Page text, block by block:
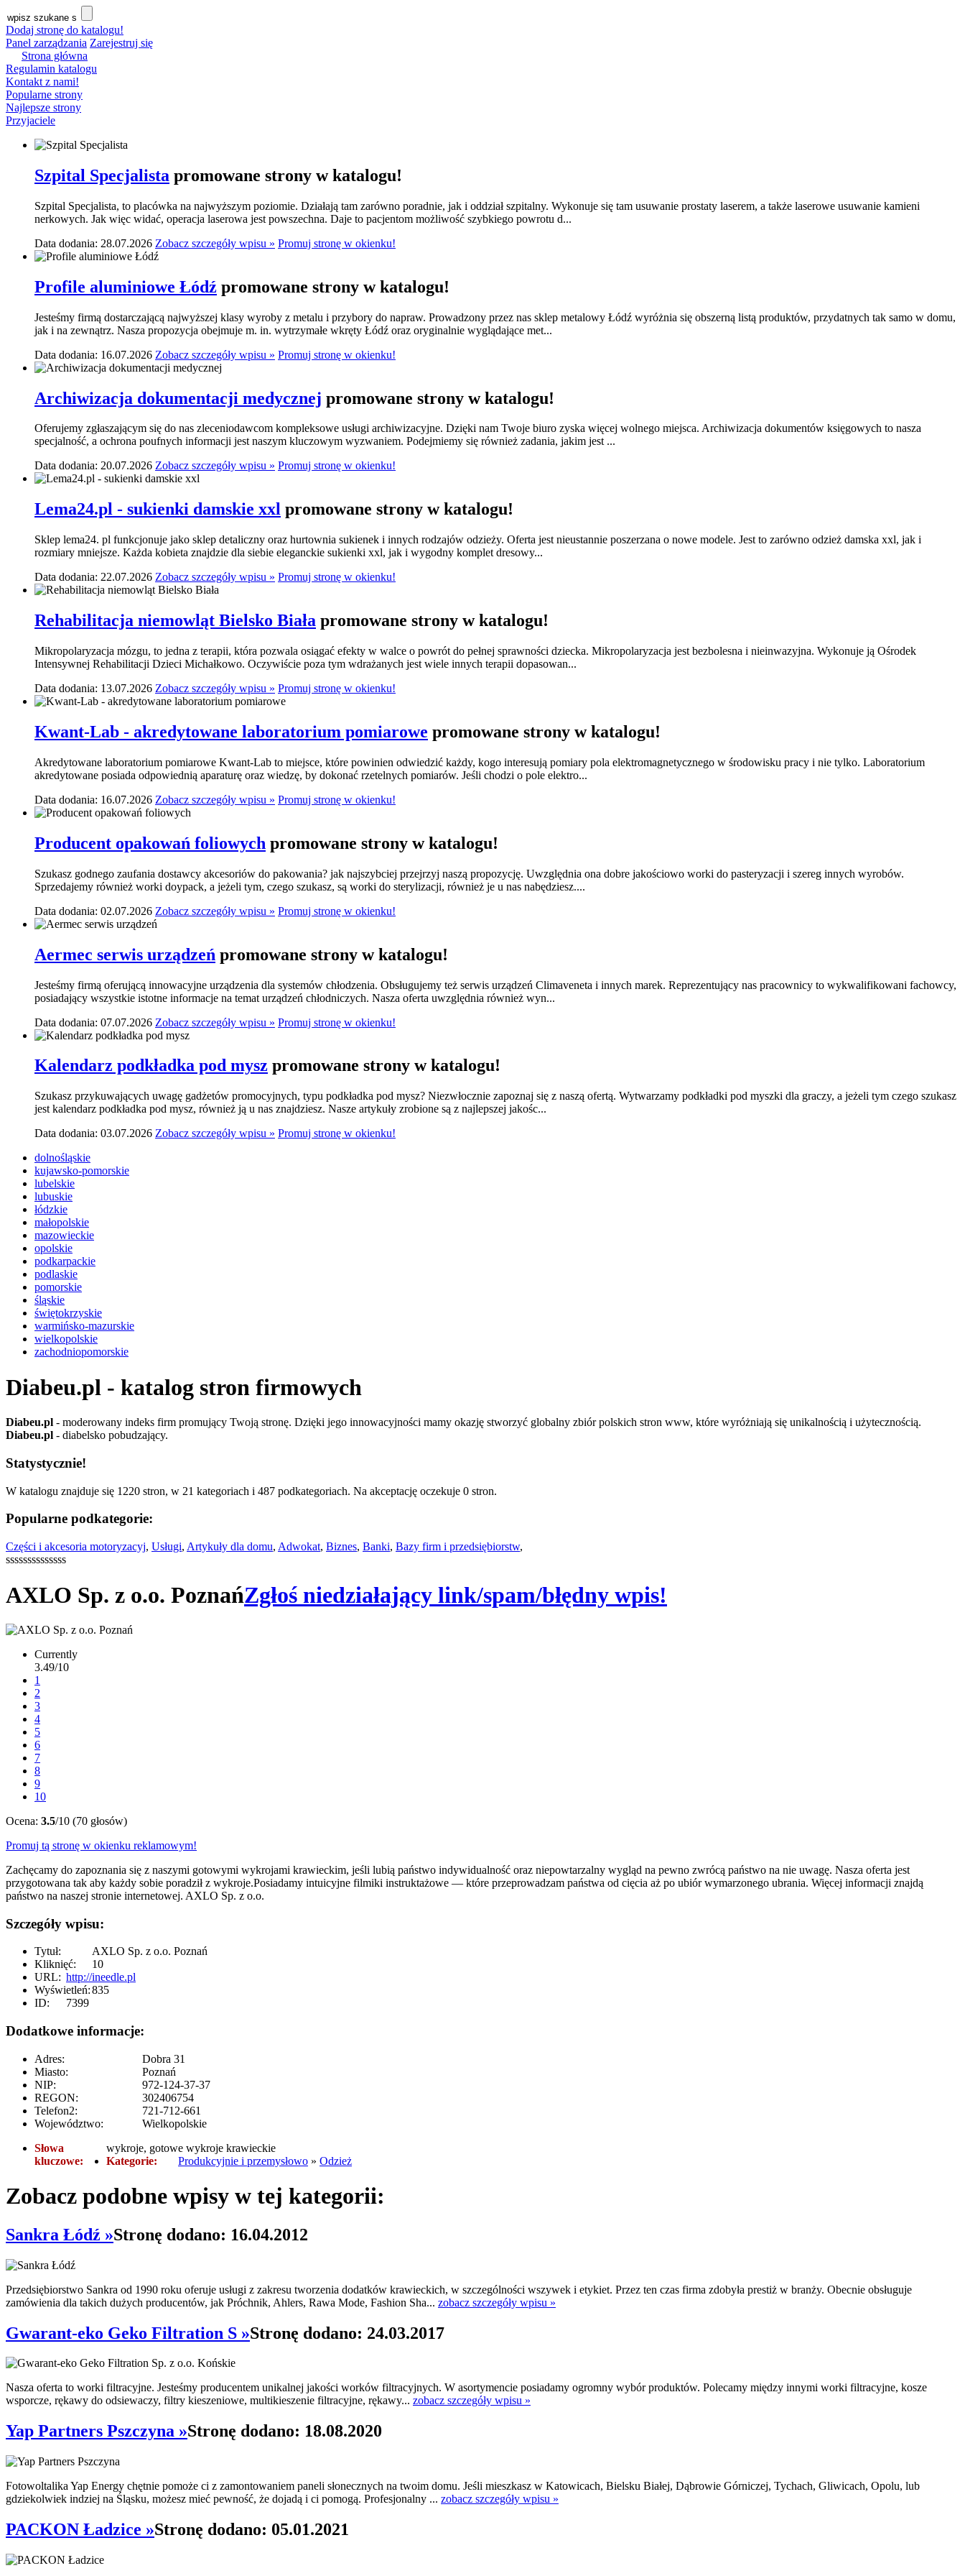
Dodaj stronę do katalogu!
Panel zarządzania Zarejestruj się
Strona główna
Regulamin katalogu
Kontakt z nami!
Popularne strony
Najlepsze strony
Przyjaciele
Szpital Specjalista promowane strony w katalogu!
Szpital Specjalista, to placówka na najwyższym poziomie. Działają tam zarówno poradnie, jak i oddział szpitalny. Wykonuje się tam usuwanie prostaty laserem, a także laserowe usuwanie kamieni
nerkowych. Jak więc widać, operacja laserowa jest powszechna. Daje to pacjentom możliwość szybkiego powrotu d...
Data dodania: 28.07.2026 Zobacz szczegóły wpisu » Promuj stronę w okienku!
Profile aluminiowe Łódź promowane strony w katalogu!
Jesteśmy firmą dostarczającą najwyższej klasy wyroby z metalu i przybory do napraw. Prowadzony przez nas sklep metalowy Łódź wyróżnia się obszerną listą produktów, przydatnych tak samo w domu,
jak i na zewnątrz. Nasza propozycja obejmuje m. in. wytrzymałe wkręty Łódź oraz oryginalnie wyglądające met...
Data dodania: 16.07.2026 Zobacz szczegóły wpisu » Promuj stronę w okienku!
Archiwizacja dokumentacji medycznej promowane strony w katalogu!
Oferujemy zgłaszającym się do nas zleceniodawcom kompleksowe usługi archiwizacyjne. Dzięki nam Twoje biuro zyska więcej wolnego miejsca. Archiwizacja dokumentów księgowych to nasza
specjalność, a ochrona poufnych informacji jest naszym kluczowym wyzwaniem. Podejmiemy się również zadania, jakim jest ...
Data dodania: 20.07.2026 Zobacz szczegóły wpisu » Promuj stronę w okienku!
Lema24.pl - sukienki damskie xxl promowane strony w katalogu!
Sklep lema24. pl funkcjonuje jako sklep detaliczny oraz hurtownia sukienek i innych rodzajów odzieży. Oferta jest nieustannie poszerzana o nowe modele. Jest to zarówno odzież damska xxl, jak i
rozmiary mniejsze. Każda kobieta znajdzie dla siebie eleganckie sukienki xxl, jak i wygodny komplet dresowy...
Data dodania: 22.07.2026 Zobacz szczegóły wpisu » Promuj stronę w okienku!
Rehabilitacja niemowląt Bielsko Biała promowane strony w katalogu!
Mikropolaryzacja mózgu, to jedna z terapii, która pozwala osiągać efekty w walce o powrót do pełnej sprawności dziecka. Mikropolaryzacja jest bezbolesna i nieinwazyjna. Wykonuje ją Ośrodek
Intensywnej Rehabilitacji Dzieci Michałkowo. Oczywiście poza tym wdrażanych jest wiele innych terapii dopasowan...
Data dodania: 13.07.2026 Zobacz szczegóły wpisu » Promuj stronę w okienku!
Kwant-Lab - akredytowane laboratorium pomiarowe promowane strony w katalogu!
Akredytowane laboratorium pomiarowe Kwant-Lab to miejsce, które powinien odwiedzić każdy, kogo interesują pomiary pola elektromagnetycznego w środowisku pracy i nie tylko. Laboratorium
akredytowane posiada odpowiednią aparaturę oraz wiedzę, by dokonać rzetelnych pomiarów. Jeśli chodzi o pole elektro...
Data dodania: 16.07.2026 Zobacz szczegóły wpisu » Promuj stronę w okienku!
Producent opakowań foliowych promowane strony w katalogu!
Szukasz godnego zaufania dostawcy akcesoriów do pakowania? jak najszybciej przejrzyj naszą propozycję. Uwzględnia ona dobre jakościowo worki do pasteryzacji i szereg innych wyrobów.
Sprzedajemy również worki doypack, a jeżeli tym, czego szukasz, są worki do sterylizacji, również je u nas nabędziesz....
Data dodania: 02.07.2026 Zobacz szczegóły wpisu » Promuj stronę w okienku!
Aermec serwis urządzeń promowane strony w katalogu!
Jesteśmy firmą oferującą innowacyjne urządzenia dla systemów chłodzenia. Obsługujemy też serwis urządzeń Climaveneta i innych marek. Reprezentujący nas pracownicy to wykwalifikowani fachowcy,
posiadający wszystkie istotne informacje na temat urządzeń chłodniczych. Nasza oferta uwzględnia również wyn...
Data dodania: 07.07.2026 Zobacz szczegóły wpisu » Promuj stronę w okienku!
Kalendarz podkładka pod mysz promowane strony w katalogu!
Szukasz przykuwających uwagę gadżetów promocyjnych, typu podkładka pod mysz? Niezwłocznie zapoznaj się z naszą ofertą. Wytwarzamy podkładki pod myszki dla graczy, a jeżeli tym czego szukasz
jest kalendarz podkładka pod mysz, również ją u nas znajdziesz. Nasze artykuły zrobione są z najlepszej jakośc...
Data dodania: 03.07.2026 Zobacz szczegóły wpisu » Promuj stronę w okienku!
dolnośląskie
kujawsko-pomorskie
lubelskie
lubuskie
łódzkie
małopolskie
mazowieckie
opolskie
podkarpackie
podlaskie
pomorskie
śląskie
świętokrzyskie
warmińsko-mazurskie
wielkopolskie
zachodniopomorskie
Diabeu.pl - katalog stron firmowych
Diabeu.pl - moderowany indeks firm promujący Twoją stronę. Dzięki jego innowacyjności mamy okazję stworzyć globalny zbiór polskich stron www, które wyróżniają się unikalnością i użytecznością.
Diabeu.pl - diabelsko pobudzający.
Statystycznie!
W katalogu znajduje się 1220 stron, w 21 kategoriach i 487 podkategoriach. Na akceptację oczekuje 0 stron.
Popularne podkategorie:
Części i akcesoria motoryzacyj, Usługi, Artykuły dla domu, Adwokat, Biznes, Banki, Bazy firm i przedsiębiorstw,
ssssssssssssss
AXLO Sp. z o.o. PoznańZgłoś niedziałający link/spam/błędny wpis!
Currently
3.49/10
1
2
3
4
5
6
7
8
9
10
Ocena: 3.5/10 (70 głosów)
Promuj tą stronę w okienku reklamowym!
Zachęcamy do zapoznania się z naszymi gotowymi wykrojami krawieckim, jeśli lubią państwo indywidualność oraz niepowtarzalny wygląd na pewno zwrócą państwo na nie uwagę. Nasza oferta jest
przygotowana tak aby każdy sobie poradził z wykroje.Posiadamy intuicyjne filmiki instruktażowe — które przeprowadzam państwa od cięcia aż po ubiór wymarzonego ubrania. Więcej informacji znajdą
państwo na naszej stronie internetowej. AXLO Sp. z o.o.
Szczegóły wpisu:
Tytuł:
AXLO Sp. z o.o. Poznań
Kliknięć:
10
URL: http://ineedle.pl
Wyświetleń:835
ID:
7399
Dodatkowe informacje:
Adres:
Dobra 31
Miasto:
Poznań
NIP:
972-124-37-37
REGON:
302406754
Telefon2:
721-712-661
Województwo:
Wielkopolskie
Słowa
kluczowe:
wykroje, gotowe wykroje krawieckie
Kategorie:
Produkcyjnie i przemysłowo » Odzież
Zobacz podobne wpisy w tej kategorii:
Sankra Łódź »Stronę dodano: 16.04.2012
Przedsiębiorstwo Sankra od 1990 roku oferuje usługi z zakresu tworzenia dodatków krawieckich, w szczególności wszywek i etykiet. Przez ten czas firma zdobyła prestiż w branży. Obecnie obsługuje
zamówienia dla takich dużych producentów, jak Próchnik, Ahlers, Rawa Mode, Fashion Sha... zobacz szczegóły wpisu »
Gwarant-eko Geko Filtration S »Stronę dodano: 24.03.2017
Nasza oferta to worki filtracyjne. Jesteśmy producentem unikalnej jakości worków filtracyjnych. W asortymencie posiadamy ogromny wybór produktów. Polecamy między innymi worki filtracyjne, kosze
wsporcze, rękawy do odsiewaczy, filtry kieszeniowe, multikieszenie filtracyjne, rękawy... zobacz szczegóły wpisu »
Yap Partners Pszczyna »Stronę dodano: 18.08.2020
Fotowoltalika Yap Energy chętnie pomoże ci z zamontowaniem paneli słonecznych na twoim domu. Jeśli mieszkasz w Katowicach, Bielsku Białej, Dąbrowie Górniczej, Tychach, Gliwicach, Opolu, lub
gdziekolwiek indziej na Śląsku, możesz mieć pewność, że dojadą i ci pomogą. Profesjonalny ... zobacz szczegóły wpisu »
PACKON Ładzice »Stronę dodano: 05.01.2021